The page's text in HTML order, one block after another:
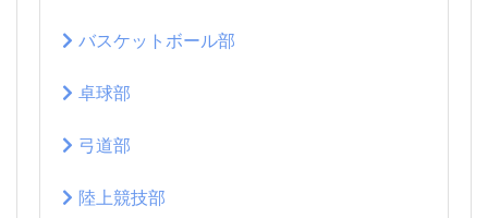
バスケットボール部
卓球部
弓道部
陸上競技部